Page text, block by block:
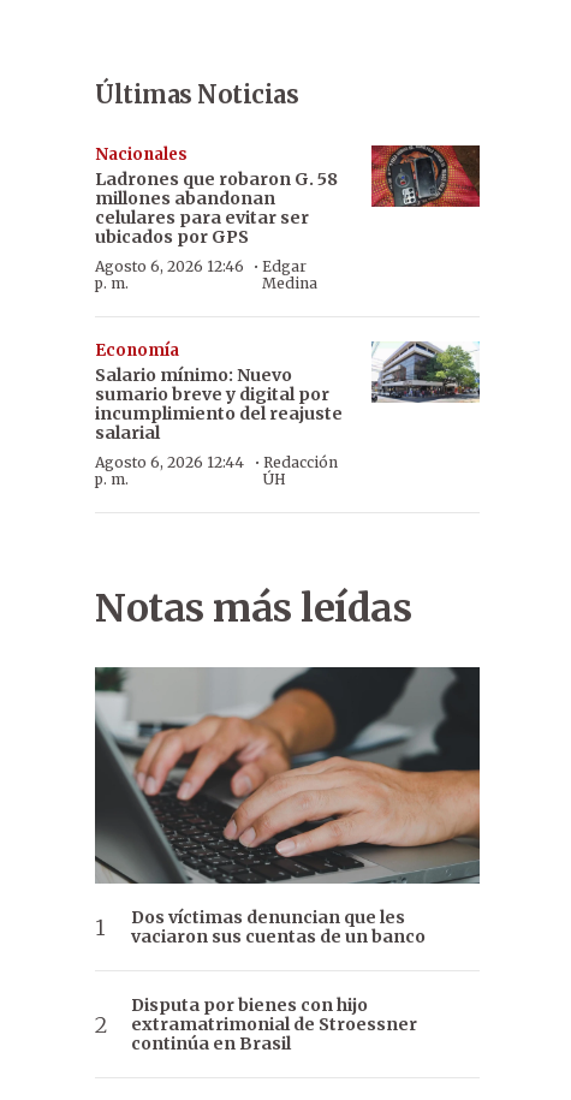
Últimas Noticias
Nacionales
Ladrones que robaron G. 58
millones abandonan
celulares para evitar ser
ubicados por GPS
Agosto 6, 2026 12:46
p. m.
· Edgar
Medina
Economía
Salario mínimo: Nuevo
sumario breve y digital por
incumplimiento del reajuste
salarial
Agosto 6, 2026 12:44
p. m.
· Redacción
ÚH
Notas más leídas
Dos víctimas denuncian que les
vaciaron sus cuentas de un banco
Disputa por bienes con hijo
extramatrimonial de Stroessner
continúa en Brasil